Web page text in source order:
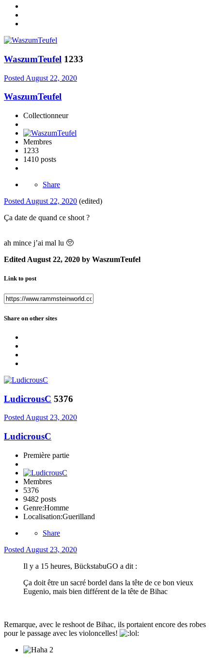
WaszumTeufel 1233
Posted August 22, 2020
WaszumTeufel
Collectionneur
Membres
1233
1410 posts
Share
Posted August 22, 2020 (edited)
Ça date de quand ce shoot ?
ah mince j’ai mal lu 🥺
Edited August 22, 2020 by WaszumTeufel
Link to post
Share on other sites
LudicrousC 5376
Posted August 23, 2020
LudicrousC
Première partie
Membres
5376
9482 posts
Genre:Homme
Localisation:Guerilland
Share
Posted August 23, 2020
Il y a 15 heures, BückstabuGO a dit :
Ça doit être un sacré bordel dans la tête de ce bon vieux
Eugenio, mais bien différent de la tête de Bihac
Remarque, avec le reshoot de Bihac, ils portaient encore des robes
pour le passage avec les violoncelles!
2